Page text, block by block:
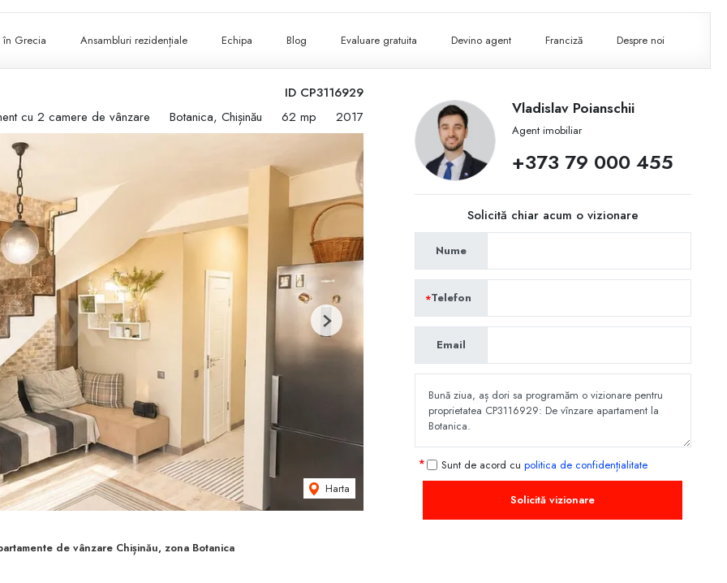
în Grecia Ansambluri rezidențiale Echipa Blog Evaluare gratuita Devino agent Franciză Despre noi
ID CP3116929
cu 2 camere de vânzare Botanica, Chișinău 62 mp 2017
Harta
Next
de vânzare Chișinău, zona Botanica
Vladislav Poianschii
Agent imobiliar
+373 79 000 455
Solicită chiar acum o vizionare
Nume
Telefon
Email
Sunt de acord cu politica de confidențialitate
Solicită vizionare